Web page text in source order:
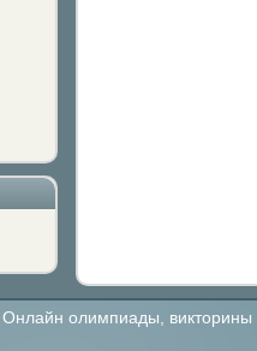
Онлайн олимпиады, викторины